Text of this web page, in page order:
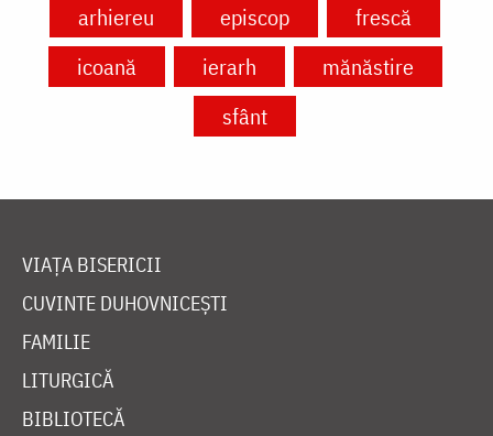
arhiereu episcop
frescă
icoană
ierarh
mănăstire
sfânt
VIAȚA BISERICII
CUVINTE DUHOVNICEȘTI
FAMILIE
LITURGICĂ
BIBLIOTECĂ